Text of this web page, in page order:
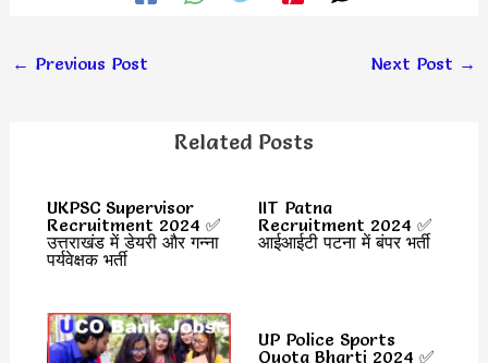
← Previous Post Next Post →
Related Posts
UKPSC Supervisor
Recruitment 2024 ✅
उत्तराखंड में डेयरी और गन्ना
पर्यवेक्षक भर्ती
IIT Patna
Recruitment 2024 ✅
आईआईटी पटना में बंपर भर्ती
UP Police Sports
Quota Bharti 2024 ✅